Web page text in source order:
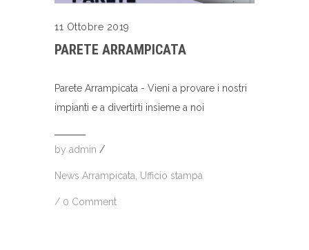
11 Ottobre 2019
PARETE ARRAMPICATA
Parete Arrampicata - Vieni a provare i nostri
impianti e a divertirti insieme a noi
by admin /
News Arrampicata, Ufficio stampa
/ 0 Comment